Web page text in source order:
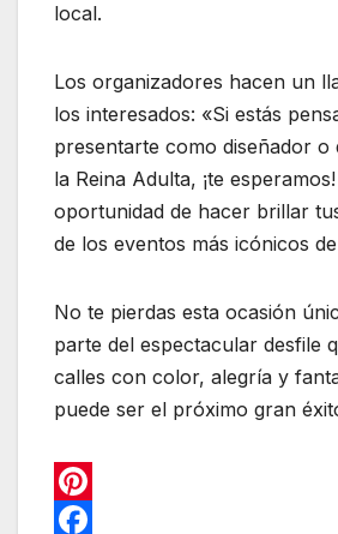
local.
Los organizadores hacen un
los interesados: «Si estás
presentarte como diseñador o
la Reina Adulta, ¡te
oportunidad de hacer brillar
de los eventos más icónicos
No te pierdas esta ocasión
parte del espectacular desfile
calles con color, alegría y
puede ser el próximo gran
P